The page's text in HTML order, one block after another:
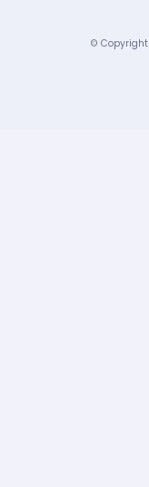
© Copyright